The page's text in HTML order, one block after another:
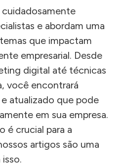
cuidadosamente
e abordam uma
que impactam
empresarial. Desde
digital até técnicas
você encontrará
atualizado que pode
em sua empresa.
é crucial para a
artigos são uma